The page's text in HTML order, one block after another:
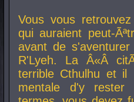
Vous vous
qui auraient peut-
avant de
R'Lyeh. La Â«Â
terrible Cthulhu et
mentale d'y rester